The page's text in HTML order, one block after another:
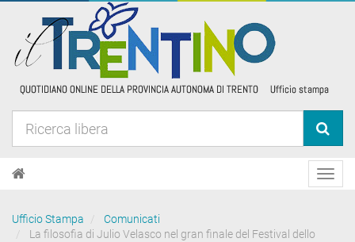
Ufficio Stampa
Comunicati
La filosofia di Julio Velasco nel gran finale del Festival dello